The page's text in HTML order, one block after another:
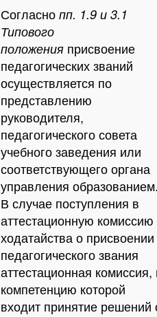
Согласно пп. 1.9 и 3.1
Типового
положения присвоение
педагогических званий
осуществляется по
представлению
руководителя,
педагогического совета
учебного заведения или
соответствующего органа
управления
В случае поступления в
аттестационную комиссию
ходатайства о присвоении
педагогического звания
аттестационная комиссия,
компетенцию которой
входит принятие решений